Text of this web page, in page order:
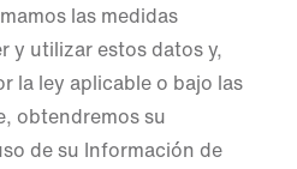
las medidas
y utilizar estos datos y,
la ley aplicable o bajo las
obtendremos su
de su Información de